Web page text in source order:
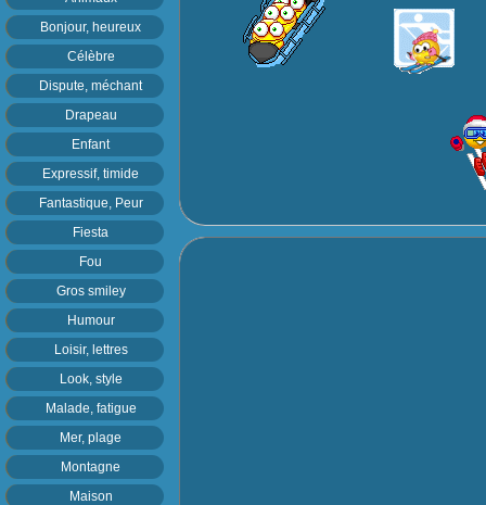
Bonjour, heureux
Célèbre
Dispute, méchant
Drapeau
Enfant
Expressif, timide
Fantastique, Peur
Fiesta
Fou
Gros smiley
Humour
Loisir, lettres
Look, style
Malade, fatigue
Mer, plage
Montagne
Maison